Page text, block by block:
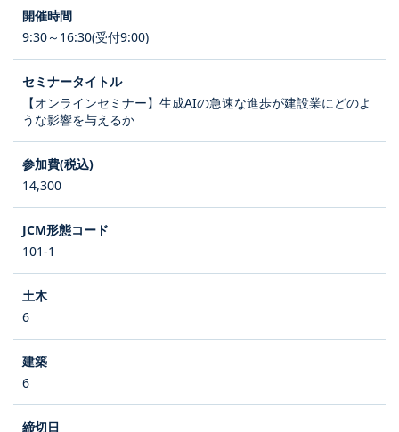
9:30～16:30(受付9:00)
【オンラインセミナー】生成AIの急速な進歩が建設業にどのよ
うな影響を与えるか
14,300
101-1
6
6